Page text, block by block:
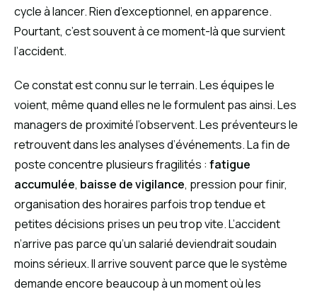
cycle à lancer. Rien d’exceptionnel, en apparence.
Pourtant, c’est souvent à ce moment-là que survient
l’accident.
Ce constat est connu sur le terrain. Les équipes le
voient, même quand elles ne le formulent pas ainsi. Les
managers de proximité l’observent. Les préventeurs le
retrouvent dans les analyses d’événements. La fin de
poste concentre plusieurs fragilités : fatigue
accumulée, baisse de vigilance, pression pour finir,
organisation des horaires parfois trop tendue et
petites décisions prises un peu trop vite. L’accident
n’arrive pas parce qu’un salarié deviendrait soudain
moins sérieux. Il arrive souvent parce que le système
demande encore beaucoup à un moment où les